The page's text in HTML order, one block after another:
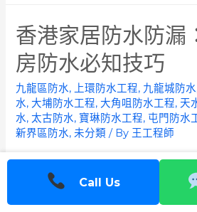
香港家居防水防漏
房防水必知技巧
九龍區防水, 上環防水工程, 九龍城防水
水,大埔防水工程,大角咀防水工程, 天
水,太古防水, 寶琳防水工程, 屯門防水
新界區防水,未分類 / By 王工程師
作為一名在香港從事防水工程超過
師，我深知防水防漏
對家居環境的
這種潮濕多雨的氣候下，浴室同廚
Call Us